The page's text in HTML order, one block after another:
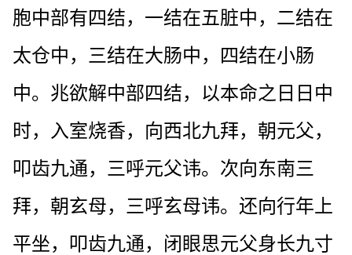
胞中部有四结，一结在五脏中，二结在
太仓中，三结在大肠中，四结在小肠
中。兆欲解中部四结，以本命之日日中
时，入室烧香，向西北九拜，朝元父，
叩齿九通，三呼元父讳。次向东南三
拜，朝玄母，三呼玄母讳。还向行年上
平坐，叩齿九通，闭眼思元父身长九寸